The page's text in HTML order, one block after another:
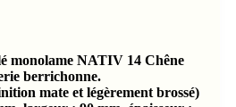
monolame NATIV 14 Chêne
berrichonne.
mate et légèrement brossé)